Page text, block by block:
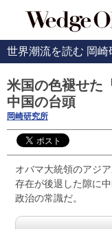
世界潮流を読む 岡崎
米国の色褪せた
中国の台頭
岡崎研究所
オバマ大統領のアジ
存在が後退した隙に
政治の常識だ。